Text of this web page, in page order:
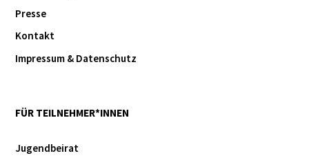
Presse
Kontakt
Impressum & Datenschutz
FÜR TEILNEHMER*INNEN
Jugendbeirat